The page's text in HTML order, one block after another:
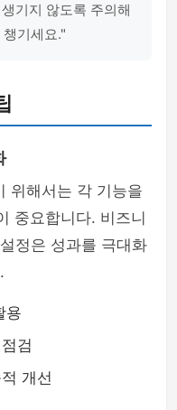
기지 않도록 주의해
기세요."
위해서는 각 기능을
중요합니다. 비즈니
정은 성과를 극대화
용
검
개선